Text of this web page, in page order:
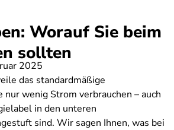
Worauf Sie beim
sollten
2025
das standardmäßige
wenig Strom verbrauchen – auch
in den unteren
sind. Wir sagen Ihnen, was bei